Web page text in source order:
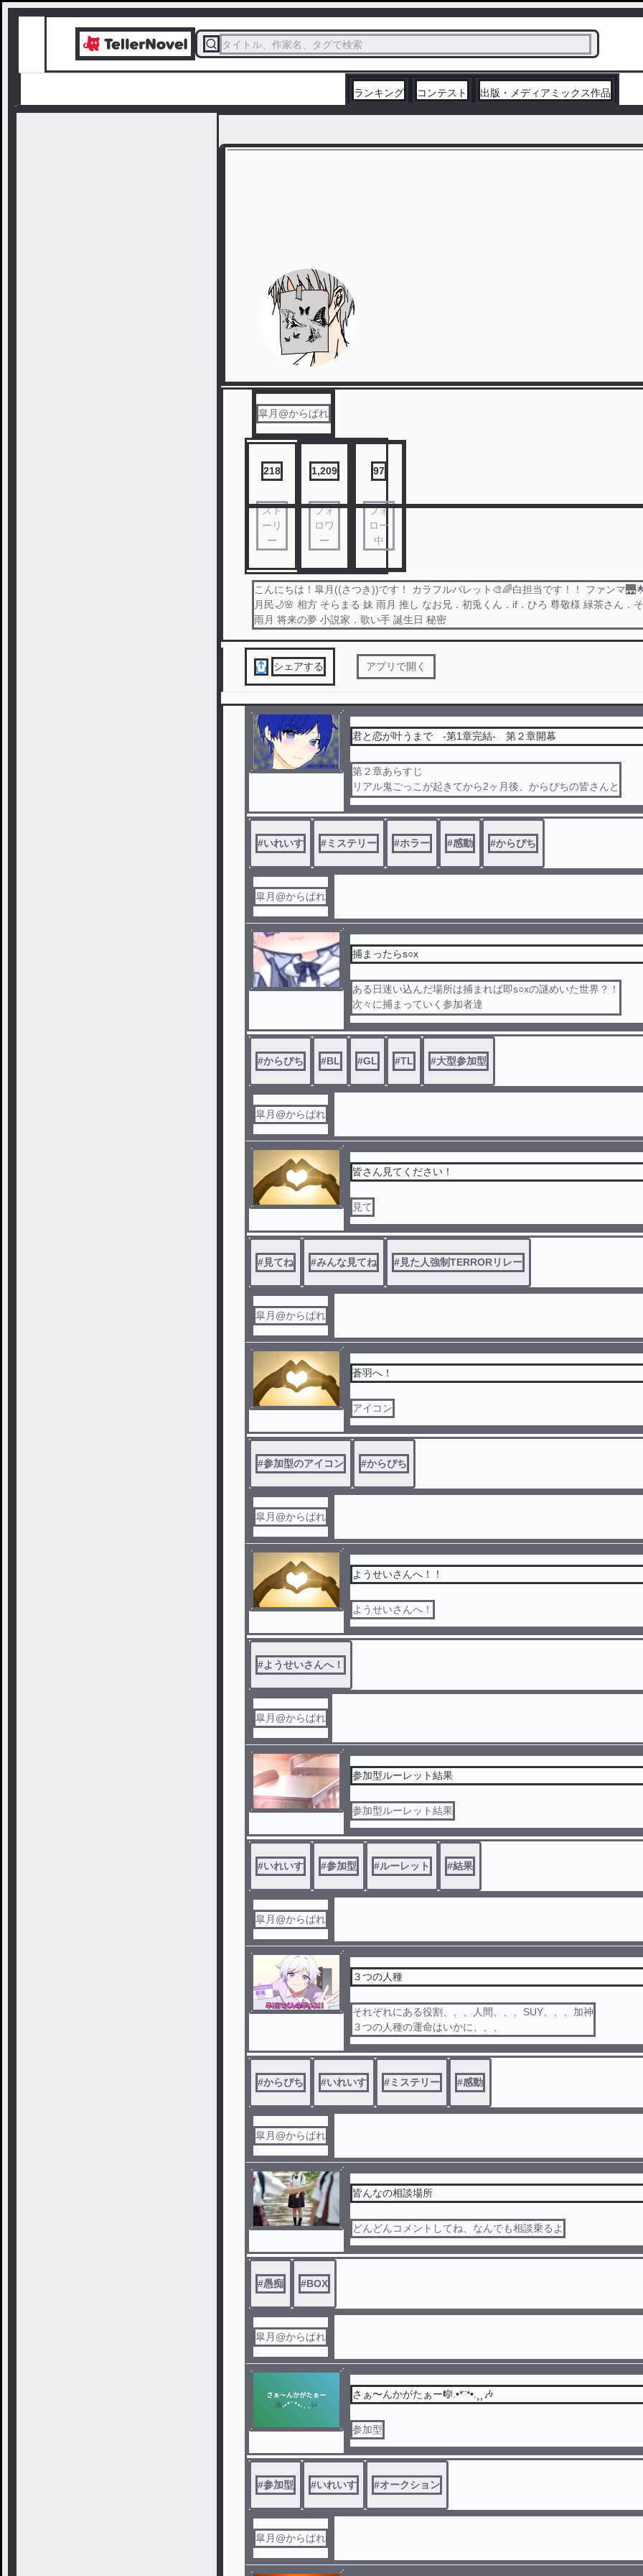
タイトル、作家名、タグで検索
ランキング コンテスト 出版・メディアミックス作品
皐月@からぱれ
218
スト
ーリ
ー
1,209
フォ
ロワ
ー
97
フォ
ロー
中
こんにちは！皐月((さつき))です！ カラフルパレット🎨🌈白担当です！！ ファンマ
月民🌙🌸 相方 そらまる 妹 雨月 推し なお兄．初兎くん．if．ひろ 尊敬様 緑茶さん．
雨月 将来の夢 小説家．歌い手 誕生日 秘密
シェアする アプリで開く
君と恋が叶うまで -第1章完結- 第２章開幕
第２章あらすじ
リアル鬼ごっこが起きてから2ヶ月後、からぴちの皆さんと
豪邸にかくれんぼに
突如始まる人狼ゲーム中には裏切り物も？！
はたして今回もからぴちといれいすは
生きて帰る事が出来るのか？！
#いれいす #ミステリー #ホラー #感動 #からぴち
皐月@からぱれ
捕まったらs○x
ある日迷い込んだ場所は捕まれば即s○xの謎めいた世界？！
次々に捕まっていく参加者達
果たして参加者達の運命は？！
#からぴち #BL #GL #TL #大型参加型
皐月@からぱれ
皆さん見てください！
見て
#見てね #みんな見てね #見た人強制TERRORリレー
皐月@からぱれ
蒼羽へ！
アイコン
#参加型のアイコン #からぴち
皐月@からぱれ
ようせいさんへ！！
ようせいさんへ！
#ようせいさんへ！
皐月@からぱれ
参加型ルーレット結果
参加型ルーレット結果
#いれいす #参加型 #ルーレット #結果
皐月@からぱれ
３つの人種
それぞれにある役割、、、人間、、、SUY、、、加神
３つの人種の運命はいかに、、、
#からぴち #いれいす #ミステリー #感動
皐月@からぱれ
皆んなの相談場所
どんどんコメントしてね、なんでも相談乗るよ
#愚痴 #BOX
皐月@からぱれ
さぁ〜んかがたぁー🎼.•*¨*•.¸¸🎶
参加型
#参加型 #いれいす #オークション
皐月@からぱれ